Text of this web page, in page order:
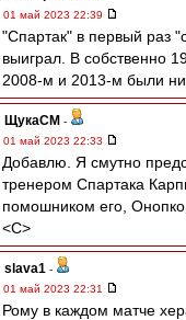
01 май 2023 22:39
"Спартак" в первый раз
выиграл. В собственно
2008-м и 2013-м были
ЩукаСМ -
01 май 2023 22:33
Добавлю. Я смутно
тренером Спартака
помошником его,
<C>
slava1 -
01 май 2023 22:31
Рому в каждом матче